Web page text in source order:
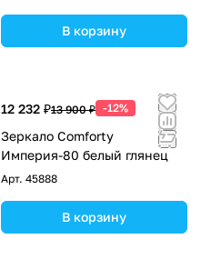
В корзину
12 232 ₽13 900 ₽ -12%
Зеркало Comforty
Империя-80 белый глянец
Арт. 45888
В корзину